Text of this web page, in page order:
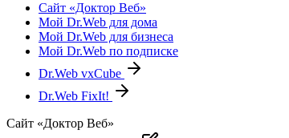
Сайт «Доктор Веб»
Мой Dr.Web для дома
Мой Dr.Web для бизнеса
Мой Dr.Web по подписке
Dr.Web vxCube
Dr.Web FixIt!
Сайт «Доктор Веб»